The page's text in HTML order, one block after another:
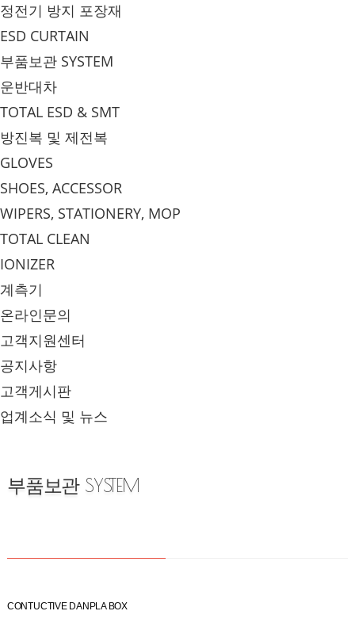
정전기 방지 포장재
ESD CURTAIN
부품보관 SYSTEM
운반대차
TOTAL ESD & SMT
방진복 및 제전복
GLOVES
SHOES, ACCESSOR
WIPERS, STATIONERY, MOP
TOTAL CLEAN
IONIZER
계측기
온라인문의
고객지원센터
공지사항
고객게시판
업계소식 및 뉴스
부품보관 SYSTEM
CONTUCTIVE DANPLA BOX